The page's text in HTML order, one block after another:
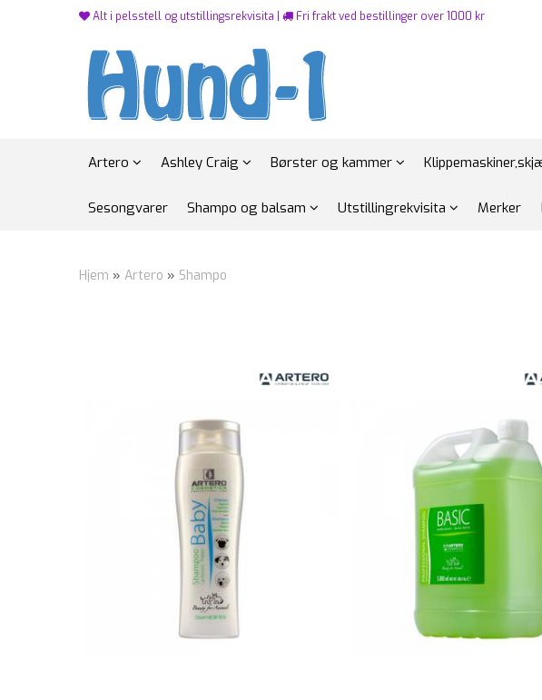
Alt i pelsstell og utstillingsrekvisita | Fri frakt ved bestillinger over 1000 kr
Artero Ashley Craig Børster og kammer
Sesongvarer Shampo og balsam Utstillingrekvisita Merker
Hjem » Artero » Shampo